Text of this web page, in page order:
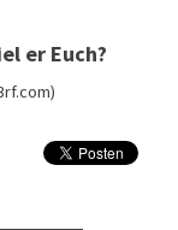
er Euch?